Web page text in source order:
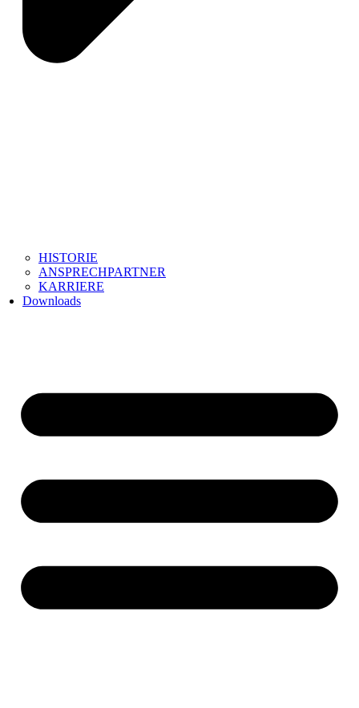
HISTORIE
ANSPRECHPARTNER
KARRIERE
Downloads